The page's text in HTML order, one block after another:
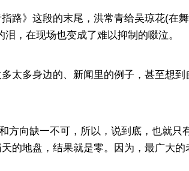
》这段的末尾，洪常青给吴琼花(在
，在现场也变成了难以抑制的啜泣。
多身边的、新闻里的例子，甚至想到
向缺一不可，所以，说到底，也就只
的地盘，结果就是零。因为，最广大的